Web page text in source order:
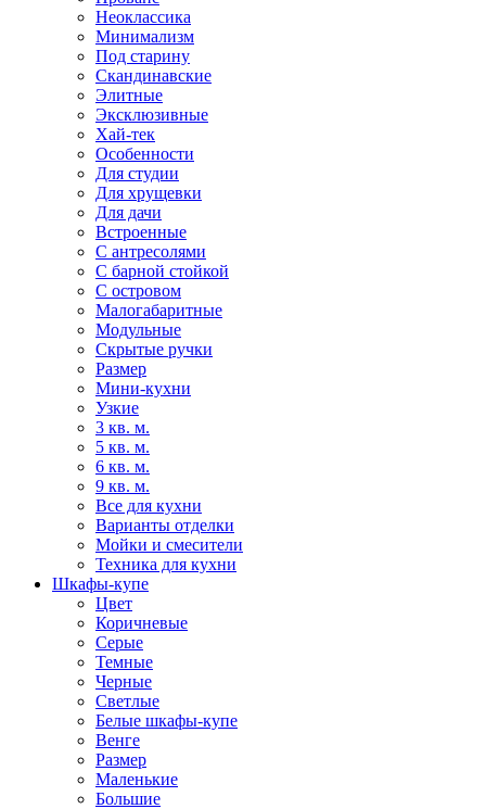
Неоклассика
Минимализм
Под старину
Скандинавские
Элитные
Эксклюзивные
Хай-тек
Особенности
Для студии
Для хрущевки
Для дачи
Встроенные
С антресолями
С барной стойкой
С островом
Малогабаритные
Модульные
Скрытые ручки
Размер
Мини-кухни
Узкие
3 кв. м.
5 кв. м.
6 кв. м.
9 кв. м.
Все для кухни
Варианты отделки
Мойки и смесители
Техника для кухни
Шкафы-купе
Цвет
Коричневые
Серые
Темные
Черные
Светлые
Белые шкафы-купе
Венге
Размер
Маленькие
Большие